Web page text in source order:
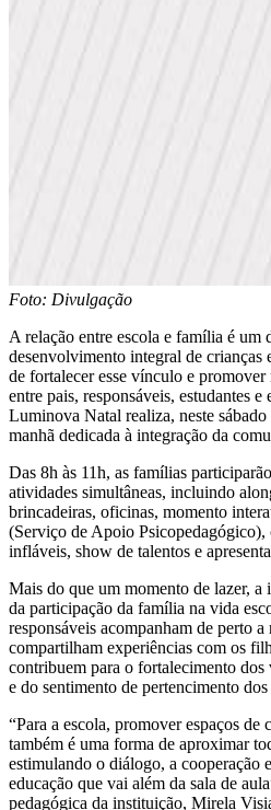
Foto: Divulgação
A relação entre escola e família é um
desenvolvimento integral de crianças
de fortalecer esse vínculo e
entre pais, responsáveis, estudantes
Luminova Natal realiza, neste
manhã dedicada à integração da
Das 8h às 11h, as famílias
atividades simultâneas, incluindo
brincadeiras, oficinas, momento
(Serviço de Apoio
infláveis, show de talentos e
Mais do que um momento de lazer,
da participação da família na vida
responsáveis acompanham de perto a
compartilham experiências com os
contribuem para o fortalecimento
e do sentimento de pertencimento dos
“Para a escola, promover espaços de
também é uma forma de aproximar
estimulando o diálogo, a cooperação
educação que vai além da sala de
pedagógica da instituição, Mirela